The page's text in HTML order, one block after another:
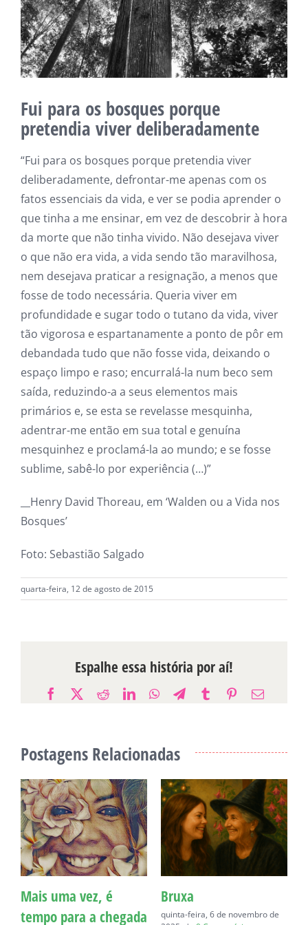
Fui para os bosques porque
pretendia viver deliberadamente
“Fui para os bosques porque pretendia viver
deliberadamente, defrontar-me apenas com os
fatos essenciais da vida, e ver se podia aprender o
que tinha a me ensinar, em vez de descobrir à hora
da morte que não tinha vivido. Não desejava viver
o que não era vida, a vida sendo tão maravilhosa,
nem desejava praticar a resignação, a menos que
fosse de todo necessária. Queria viver em
profundidade e sugar todo o tutano da vida, viver
tão vigorosa e espartanamente a ponto de pôr em
debandada tudo que não fosse vida, deixando o
espaço limpo e raso; encurralá-la num beco sem
saída, reduzindo-a a seus elementos mais
primários e, se esta se revelasse mesquinha,
adentrar-me então em sua total e genuína
mesquinhez e proclamá-la ao mundo; e se fosse
sublime, sabê-lo por experiência (…)”
__Henry David Thoreau, em ‘Walden ou a Vida nos
Bosques’
Foto: Sebastião Salgado
quarta-feira, 12 de agosto de 2015
Espalhe essa história por aí!
Facebook
X RedditLinkedInWhatsApp
Telegram
TumblrPinterest
E-
Postagens Relacionadas
Mais uma vez, é
tempo para a chegada
Bruxa
quinta-feira, 6 de novembro de